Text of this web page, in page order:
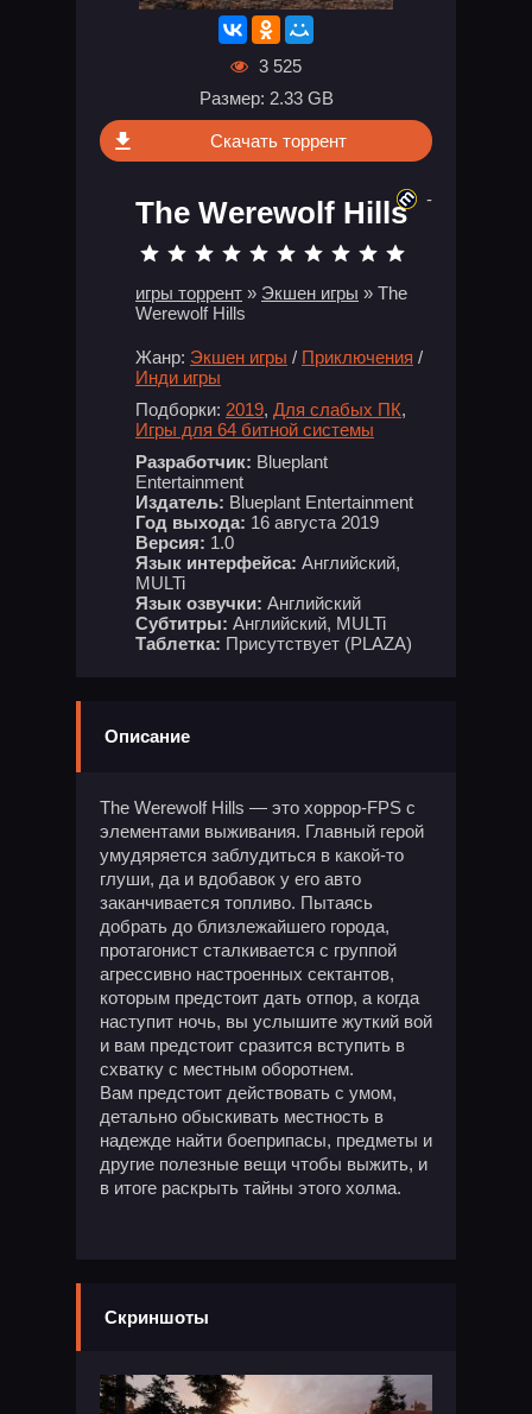
3 525
Размер: 2.33 GB
Скачать торрент
The Werewolf Hills
игры торрент » Экшен игры » The
Werewolf Hills
Жанр: Экшен игры / Приключения /
Инди игры
Подборки: 2019, Для слабых ПК,
Игры для 64 битной системы
Разработчик: Blueplant
Entertainment
Издатель: Blueplant Entertainment
Год выхода: 16 августа 2019
Версия: 1.0
Язык интерфейса: Английский,
MULTi
Язык озвучки: Английский
Субтитры: Английский, MULTi
Таблетка: Присутствует (PLAZA)
-
Описание
The Werewolf Hills — это хоррор-FPS с
элементами выживания. Главный герой
умудяряется заблудиться в какой-то
глуши, да и вдобавок у его авто
заканчивается топливо. Пытаясь
добрать до близлежайшего города,
протагонист сталкивается с группой
агрессивно настроенных сектантов,
которым предстоит дать отпор, а когда
наступит ночь, вы услышите жуткий вой
и вам предстоит сразится вступить в
схватку с местным оборотнем.
Вам предстоит действовать с умом,
детально обыскивать местность в
надежде найти боеприпасы, предметы и
другие полезные вещи чтобы выжить, и
в итоге раскрыть тайны этого холма.
Скриншоты